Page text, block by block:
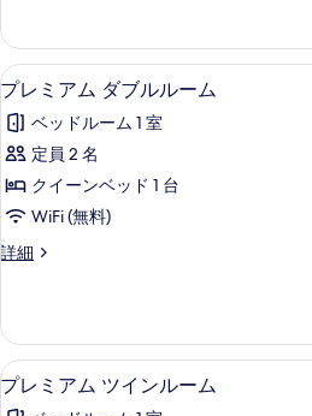
を
表
示
す
る
ル
ー
ム
の
す
べ
て
の
を
表
示
ス
ツ
イ
ル
ー
の
詳
プ
レ
ミ
ア
ム
ブ
ル
ー
ム
プ
8
プレミアム ダブルルーム
ベッドルーム 1 室
定員 2 名
クイーンベッド 1 台
WiFi (無料)
詳細
プ
ム
ダ
ブ
プ
レ
プ
13
プレミアム ツインルーム